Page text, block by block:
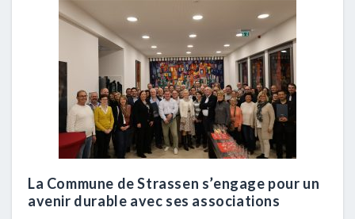
La Commune de Strassen s’engage pour un
avenir durable avec ses associations